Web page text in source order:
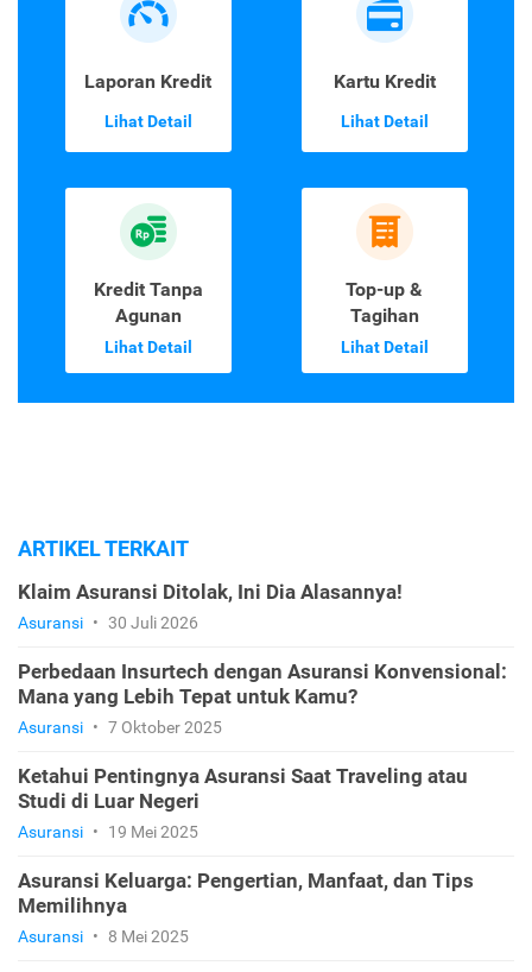
Laporan Kredit
Lihat Detail
Kartu Kredit
Lihat Detail
Kredit Tanpa
Agunan
Lihat Detail
Top-up &
Tagihan
Lihat Detail
ARTIKEL TERKAIT
Klaim Asuransi Ditolak, Ini Dia Alasannya!
Asuransi • 30 Juli 2026
Perbedaan Insurtech dengan Asuransi Konvensional:
Mana yang Lebih Tepat untuk Kamu?
Asuransi • 7 Oktober 2025
Ketahui Pentingnya Asuransi Saat Traveling atau
Studi di Luar Negeri
Asuransi • 19 Mei 2025
Asuransi Keluarga: Pengertian, Manfaat, dan Tips
Memilihnya
Asuransi • 8 Mei 2025